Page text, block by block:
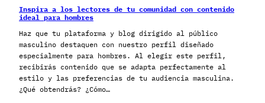
Inspira a los lectores de tu comunidad con contenido
ideal para hombres
Haz que tu plataforma y blog dirigido al público
masculino destaquen con nuestro perfil diseñado
especialmente para hombres. Al elegir este perfil,
recibirás contenido que se adapta perfectamente al
estilo y las preferencias de tu audiencia masculina.
¿Qué obtendrás? ¿Cómo…